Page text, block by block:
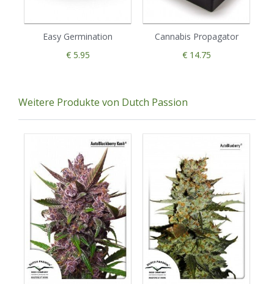
Easy Germination
€ 5.95
Cannabis Propagator
€ 14.75
Weitere Produkte von Dutch Passion